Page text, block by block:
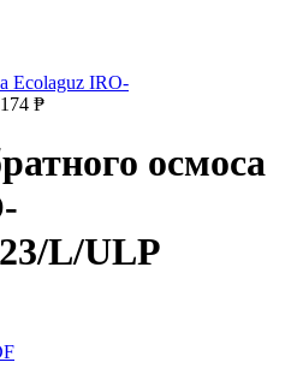
Ecolaguz IRO-
₱
осмоса
L/ULP